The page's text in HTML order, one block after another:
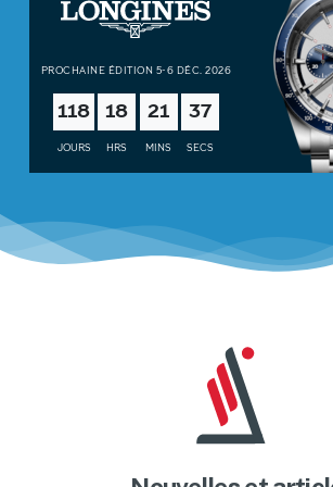
PROCHAINE ÉDITION 5-6 DÉC. 2026
118
JOURS
18
HRS
21
MINS
35
SECS